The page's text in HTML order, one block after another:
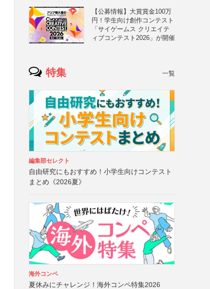
【公募情報】大賞賞金100万
円！学生向け創作コンテスト
「サイゲームス クリエイテ
ィブコンテスト2026」が開催
特集 一覧
編集部セレクト
自由研究にもおすすめ！小学生向けコンテスト
まとめ《2026夏》
海外コンペ
夏休みにチャレンジ！海外コンペ特集2026